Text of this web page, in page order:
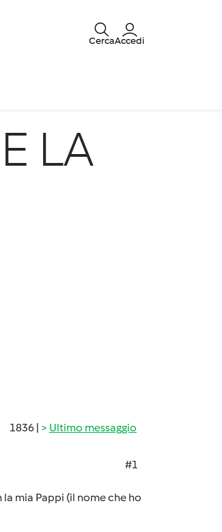
CercaAccedi
LA
1836 | Ultimo messaggio
#1
mia Pappi (il nome che ho